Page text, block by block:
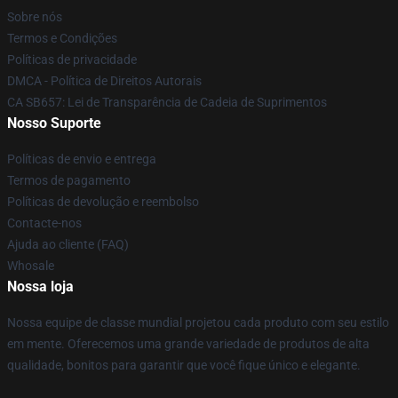
Sobre nós
Termos e Condições
Políticas de privacidade
DMCA - Política de Direitos Autorais
CA SB657: Lei de Transparência de Cadeia de Suprimentos
Nosso Suporte
Políticas de envio e entrega
Termos de pagamento
Políticas de devolução e reembolso
Contacte-nos
Ajuda ao cliente (FAQ)
Whosale
Nossa loja
Nossa equipe de classe mundial projetou cada produto com seu estilo
em mente. Oferecemos uma grande variedade de produtos de alta
qualidade, bonitos para garantir que você fique único e elegante.